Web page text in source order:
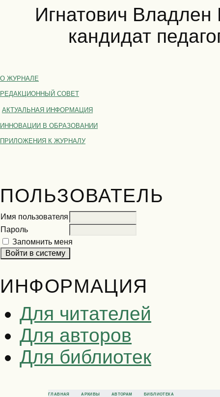
Игнатович Владлен
кандидат
О ЖУРНАЛЕ
РЕДАКЦИОННЫЙ СОВЕТ
АКТУАЛЬНАЯ ИНФОРМАЦИЯ
ИННОВАЦИИ В ОБРАЗОВАНИИ
ПРИЛОЖЕНИЯ К ЖУРНАЛУ
ПОЛЬЗОВАТЕЛЬ
Имя пользователя
Пароль
Запомнить меня
ИНФОРМАЦИЯ
Для читателей
Для авторов
Для библиотек
ГЛАВНАЯ АРХИВЫ АВТОРАМ БИБЛИОТЕКА